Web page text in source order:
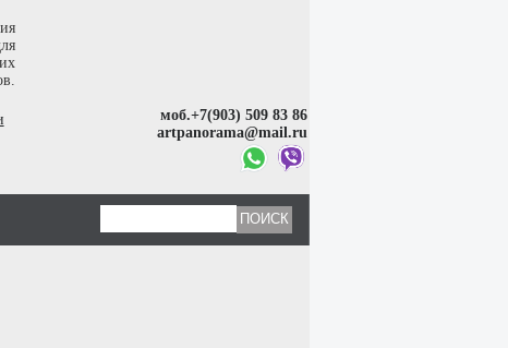
моб.+7(903) 509 83 86
artpanorama@mail.ru